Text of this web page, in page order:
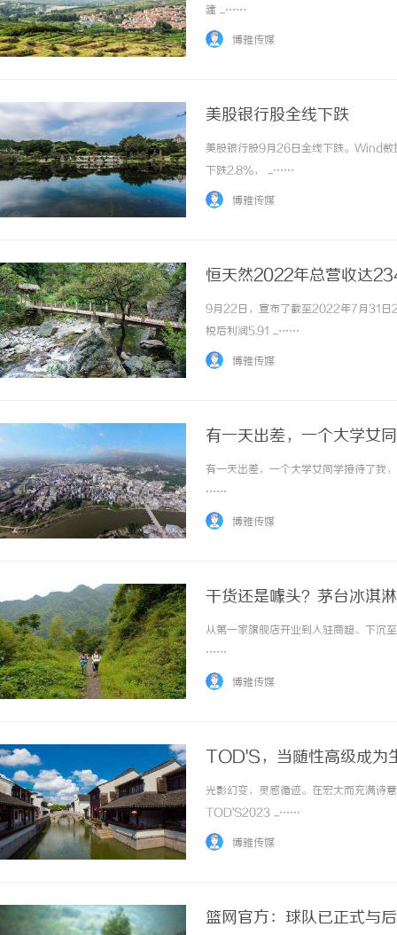
建 ...……
博雅传媒
美股银行股全线下跌
美股银行股9月26日全线下跌。Wind数
下跌2.8%， ...……
博雅传媒
恒天然2022年总营收达
9月22日，宣布了截至2022年7月31日
税后利润5.91 ...……
博雅传媒
有一天出差，一个大学女
有一天出差，一个大学女同学接待了我
……
博雅传媒
干货还是噱头？茅台冰淇
从第一家旗舰店开业到入驻商超、下沉
……
博雅传媒
TOD'S，当随性高级成为
光影幻变，灵感循迹。在宏大而充满诗
TOD'S2023 ...……
博雅传媒
篮网官方：球队已正式与